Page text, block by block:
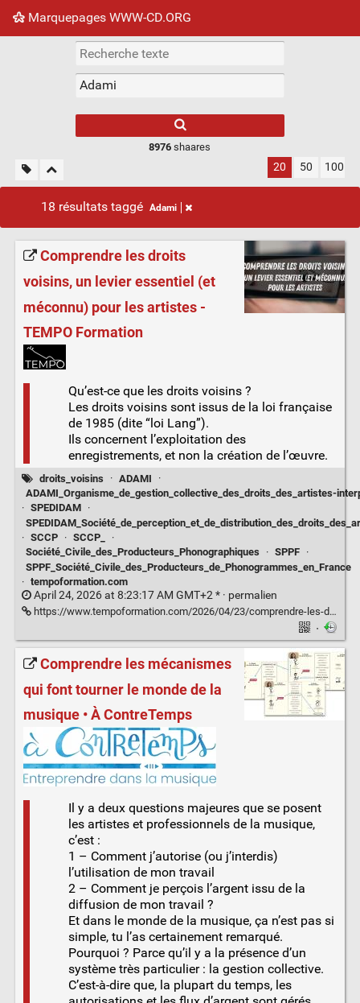
Marquepages WWW-CD.ORG
Nuage de tags Mur d'images
8976 shaares
20 50 100
18 résultats taggé Adami
Comprendre les droits
voisins, un levier essentiel (et
méconnu) pour les artistes -
TEMPO Formation
Qu’est-ce que les droits voisins ?
Les droits voisins sont issus de la loi française
de 1985 (dite “loi Lang”).
Ils concernent l’exploitation des
enregistrements, et non la création de l’œuvre.
droits_voisins · ADAMI
·
ADAMI_Organisme_de_gestion_collective_des_droits_des_artistes-
· SPEDIDAM
·
· SCCP · SCCP_
·
Société_Civile_des_Producteurs_Phonographiques
· SPPF
·
SPPF_Société_Civile_des_Producteurs_de_Phonogrammes_en_France
· tempoformation.com
April 24, 2026 at 8:23:17 AM GMT+2 * · permalien
https://www.tempoformation.com/2026/04/23/comprendre-les-droits-voisins-un-levier-essentiel-et-meconnu-pour-les-artistes/
·
Comprendre les mécanismes
qui font tourner le monde de la
musique • À ContreTemps
Il y a deux questions majeures que se posent
les artistes et professionnels de la musique,
c’est :
1 – Comment j’autorise (ou j’interdis)
l’utilisation de mon travail
2 – Comment je perçois l’argent issu de la
diffusion de mon travail ?
Et dans le monde de la musique, ça n’est pas si
simple, tu l’as certainement remarqué.
Pourquoi ? Parce qu’il y a la présence d’un
système très particulier : la gestion collective.
C’est-à-dire que, la plupart du temps, les